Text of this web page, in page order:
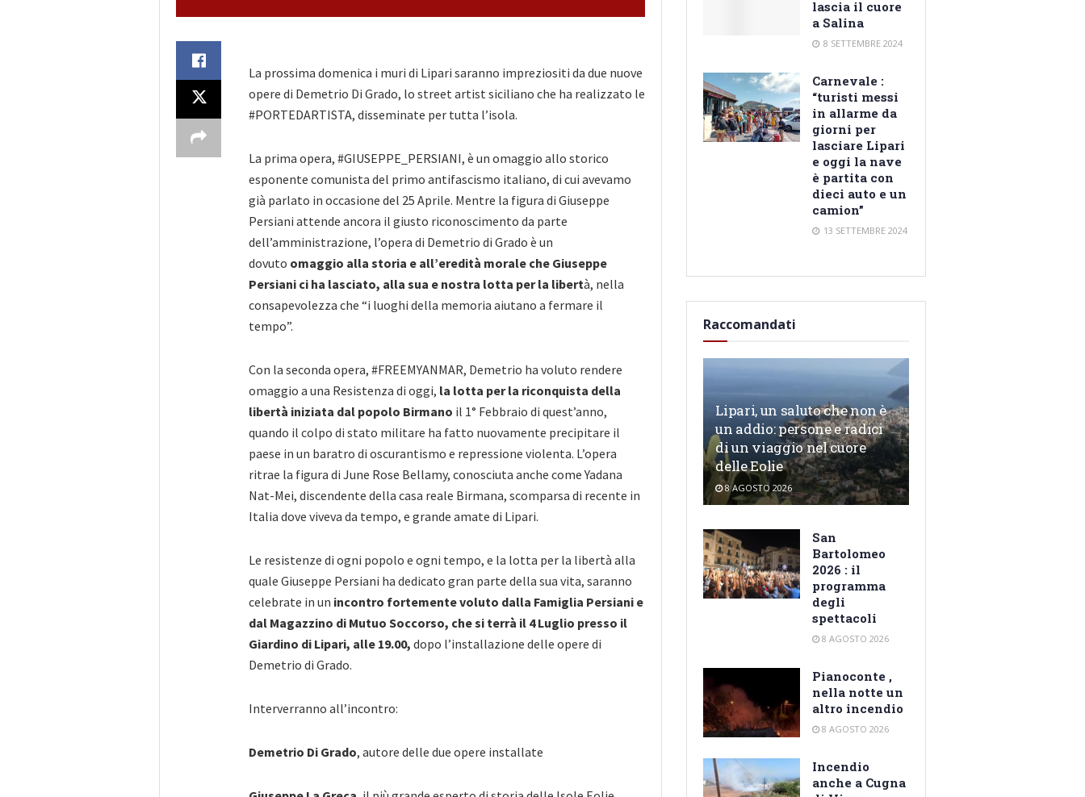
La prossima domenica i muri di Lipari saranno impreziositi da due nuove
opere di Demetrio Di Grado, lo street artist siciliano che ha realizzato le
#PORTEDARTISTA, disseminate per tutta l’isola.
La prima opera, #GIUSEPPE_PERSIANI, è un omaggio allo storico
esponente comunista del primo antifascismo italiano, di cui avevamo
già parlato in occasione del 25 Aprile. Mentre la figura di Giuseppe
Persiani attende ancora il giusto riconoscimento da parte
dell’amministrazione, l’opera di Demetrio di Grado è un
dovuto omaggio alla storia e all’eredità morale che Giuseppe
Persiani ci ha lasciato, alla sua e nostra lotta per la libertà, nella
consapevolezza che “i luoghi della memoria aiutano a fermare il
tempo”.
Con la seconda opera, #FREEMYANMAR, Demetrio ha voluto rendere
omaggio a una Resistenza di oggi, la lotta per la riconquista della
libertà iniziata dal popolo Birmano il 1° Febbraio di quest’anno,
quando il colpo di stato militare ha fatto nuovamente precipitare il
paese in un baratro di oscurantismo e repressione violenta. L’opera
ritrae la figura di June Rose Bellamy, conosciuta anche come Yadana
Nat-Mei, discendente della casa reale Birmana, scomparsa di recente in
Italia dove viveva da tempo, e grande amate di Lipari.
Le resistenze di ogni popolo e ogni tempo, e la lotta per la libertà alla
quale Giuseppe Persiani ha dedicato gran parte della sua vita, saranno
celebrate in un incontro fortemente voluto dalla Famiglia Persiani e
dal Magazzino di Mutuo Soccorso, che si terrà il 4 Luglio presso il
Giardino di Lipari, alle 19.00, dopo l’installazione delle opere di
Demetrio di Grado.
Interverranno all’incontro:
Demetrio Di Grado, autore delle due opere installate
lascia il cuore
a Salina
8 SETTEMBRE 2024
Carnevale :
“turisti messi
in allarme da
giorni per
lasciare Lipari
e oggi la nave
è partita con
dieci auto e un
camion”
13 SETTEMBRE 2024
Raccomandati
Lipari, un saluto che non è
un addio: persone e radici
di un viaggio nel cuore
delle Eolie
8 AGOSTO 2026
San
Bartolomeo
2026 : il
programma
degli
spettacoli
8 AGOSTO 2026
Pianoconte ,
nella notte un
altro incendio
8 AGOSTO 2026
Incendio
anche a Cugna